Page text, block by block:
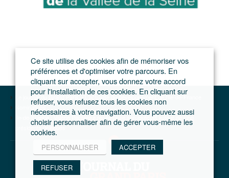
Le journal du Grand Paris – L'actualité du développement de l'Ile-de-France
Nominations
Île-de-France : Valérie Pécresse recompose son exécutif autour de cinq
présidents délégués
Ce site utilise des cookies afin de mémoriser vos
préférences et d'optimiser votre parcours. En
cliquant sur accepter, vous donnez votre accord
pour l'installation de ces cookies. En cliquant sur
refuser, vous refusez tous les cookies non
nécessaires à votre navigation. Vous pouvez aussi
choisir personnaliser afin de gérer vous-même les
cookies.
PERSONNALISER ACCEPTER
REFUSER